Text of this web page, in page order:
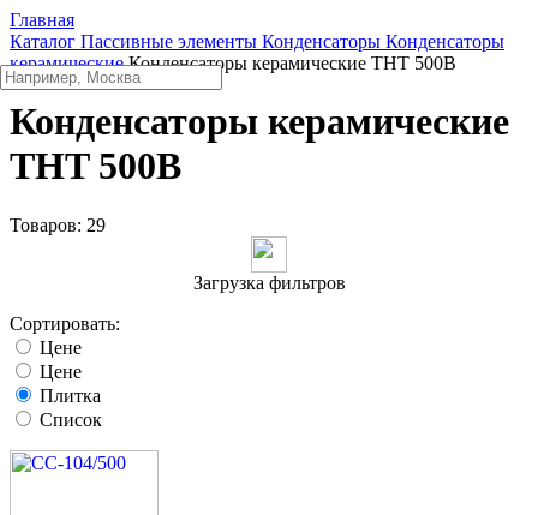
Главная
Каталог Пассивные элементы Конденсаторы Конденсаторы
керамические Конденсаторы керамические THT 500В
Конденсаторы керамические
THT 500В
Товаров: 29
Загрузка фильтров
Сортировать:
Цене
Цене
Плитка
Список